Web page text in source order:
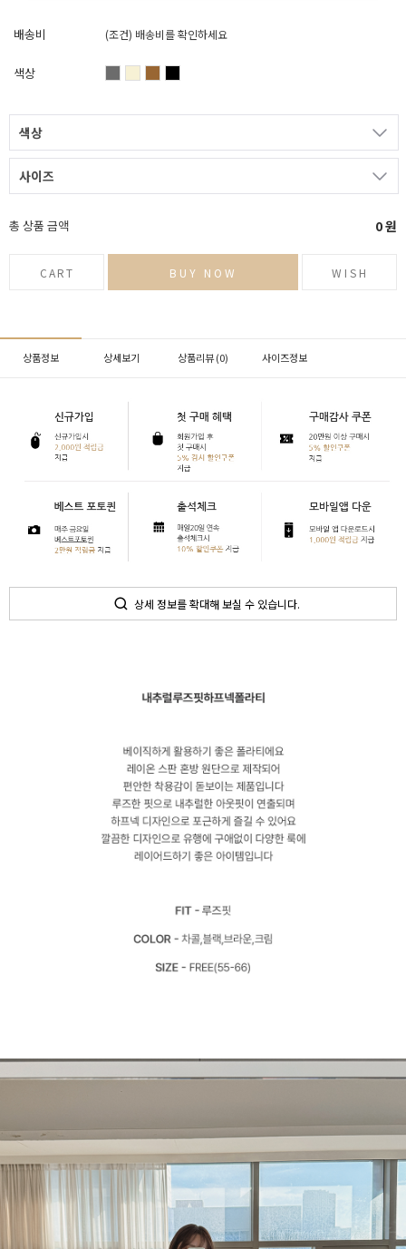
배송비 (조건) 배송비를 확인하세요
색상
색상
사이즈
총 상품 금액 0원
CART BUY NOW WISH
상품정보 상세보기 상품리뷰 (0) 사이즈정보
상세 정보를 확대해 보실 수 있습니다.